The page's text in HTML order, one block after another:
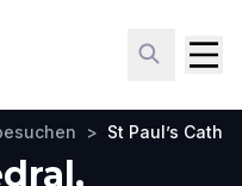
> St Paul’s